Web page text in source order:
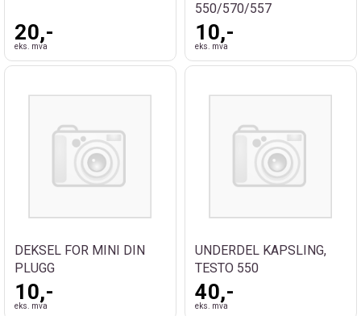
20,-
eks. mva
550/570/557
10,-
eks. mva
DEKSEL FOR MINI DIN
PLUGG
10,-
eks. mva
UNDERDEL KAPSLING,
TESTO 550
40,-
eks. mva